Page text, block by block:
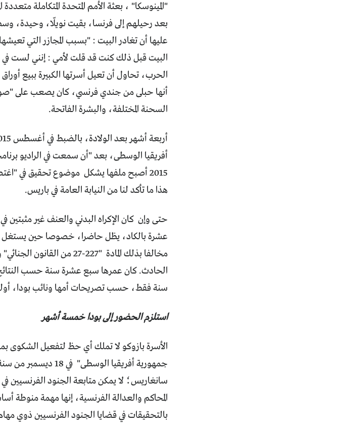
"المينوسكا" ، بعثة الأمم المتحدة المتكاملة
بعد رحيلهم إلى فرنسا، بقيت نويلّا، وحيدة،
عليها أن تغادر البيت : "بسبب المجازر التي
البيت قبل ذلك كنت قد قلت لأمي : إنني لست في
الحرب، تحاول أن تعيل أسرتها الكبيرة ببيع
أنها حبلى من جندي فرنسي، كان يصعب على
السحنة المختلفة، والبشرة الفاتحة.
أربعة أشهر بعد الولادة، بالضبط في أغسطس
أفريقيا الوسطى، بعد "أن سمعت في الراديو
2015 أصبح ملفها يشكل موضوع تحقيق في
هذا ما تأكد لنا من النيابة العامة في باريس.
حتى وإن كان الإكراه البدني والعنف غير
عشرة بالكاد، يظل حاضرا، خصوصا حين يستغل
مخالفا بذلك المادة "227-
الحادث. كان عمرها سبع عشرة سنة حسب
سنة فقط، حسب تصريحات أمها ونائب بودا،
استلزم الحضور إلى بودا خمسة أشهر
الأسرة بازوكو لا تملك أي حظ لتفعيل الشكوى
سانغاريس؛ لا يمكن متابعة الجنود الفرنسيين
المحاكم والعدالة الفرنسية، إنها مهمة منوطة
بالتحقيقات في قضايا الجنود الفرنسيين ذوي